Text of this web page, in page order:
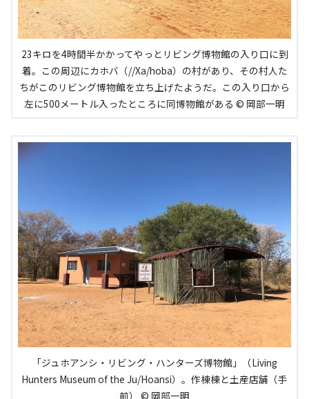
23キロを4時間半かかってやっとリビング博物館の入り口に到
着。この周辺にカホバ（//Xa/hoba）の村があり、その村人た
ちがこのリビング博物館を立ち上げたようだ。この入り口から
左に500メートル入ったところに同博物館がある © 岡部一明
「ジュホアンシ・リビング・ハンターズ博物館」（Living
Hunters Museum of the Ju/Hoansi）。作棟棟と土産店舗（手
前） © 岡部一明